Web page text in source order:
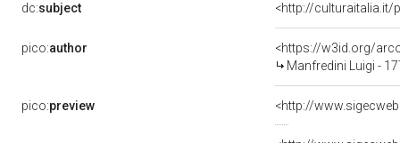
dc:subject <http://culturaitalia.it/
pico:author
<https://w3id.org/
Manfredini Luigi -
pico:preview <http://